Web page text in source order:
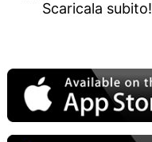
Scaricala subito!